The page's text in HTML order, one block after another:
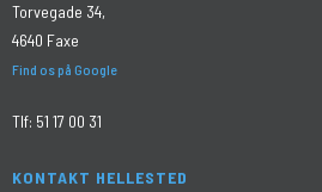
Torvegade 34,
4640 Faxe
Find os på Google
Tlf: 51 17 00 31
KONTAKT HELLESTED